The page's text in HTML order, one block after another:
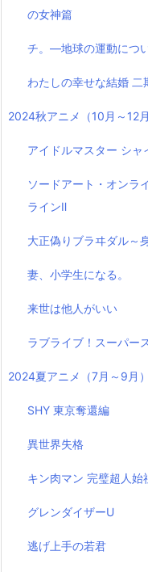
の女神篇
チ。―地球の運動につ
わたしの幸せな結婚 二
2024秋アニメ（10月～12月
アイドルマスター シ
ソードアート・オンラ
ラインⅡ
大正偽りブラヰダル～
妻、小学生になる。
来世は他人がいい
ラブライブ！スーパー
2024夏アニメ（7月～9月）
SHY 東京奪還編
異世界失格
キン肉マン 完璧超人始
グレンダイザーU
逃げ上手の若君